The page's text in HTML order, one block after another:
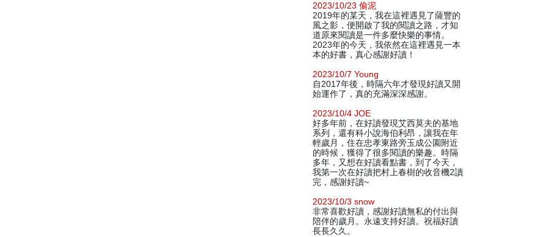
2023/10/23 偷泥
2019年的某天，我在這裡遇見了薩豐的
風之影，便開啟了我的閱讀之路，才知
道原來閱讀是一件多麼快樂的事情。
2023年的今天，我依然在這裡遇見一本
本的好書，真心感謝好讀！
2023/10/7 Young
自2017年後，時隔六年才發現好讀又開
始運作了，真的充滿深深感謝。
2023/10/4 JOE
好多年前，在好讀發現艾西莫夫的基地
系列，還有科小說海伯利昂，讓我在年
輕歲月，住在忠孝東路旁玉成公園附近
的時候，獲得了很多閱讀的樂趣。時隔
多年，又想在好讀看點書，到了今天，
我第一次在好讀把村上春樹的收音機2讀
完，感謝好讀~
2023/10/3 snow
非常喜歡好讀，感謝好讀無私的付出與
陪伴的歲月。永遠支持好讀。祝福好讀
長長久久。